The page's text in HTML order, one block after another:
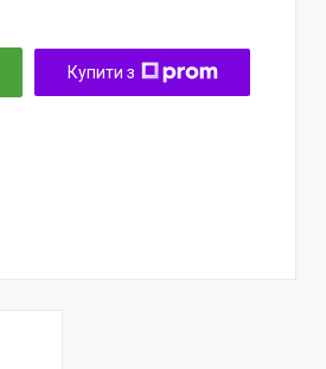
Купити з